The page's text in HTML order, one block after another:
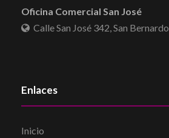
Oficina Comercial San José
Calle San José 342, San Bernardo
Enlaces
Inicio